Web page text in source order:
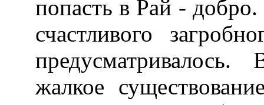
попасть в Рай -
счастливого
жалкое